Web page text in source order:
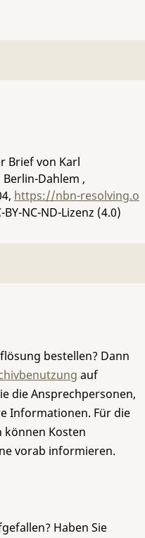
Brief von Karl
Dahlem ,
, https://nbn-resolving.o
BY-NC-ND-Lizenz (4.0)
bestellen? Dann
auf
die Ansprechpersonen,
Informationen. Für die
können Kosten
vorab informieren.
Haben Sie